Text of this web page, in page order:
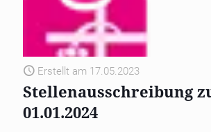
Erstellt am 17.05.2023
Stellenausschreibung
01.01.2024